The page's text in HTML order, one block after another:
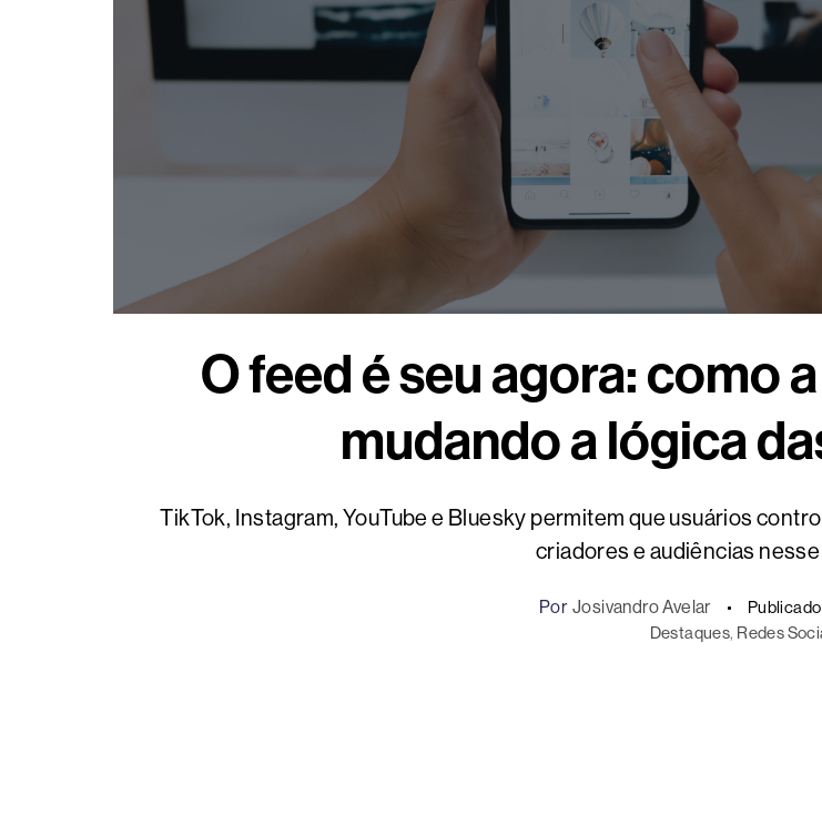
O feed é seu agora: como
mudando a lógica
TikTok, Instagram, YouTube e Bluesky permitem que usuários
criadores e audiências
Por Josivandro Avelar
Destaques, Redes